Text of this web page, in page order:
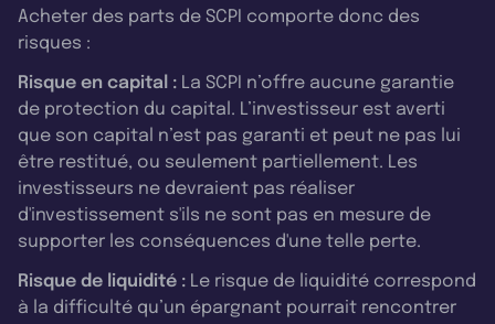
Acheter des parts de SCPI comporte donc des
risques :
Risque en capital : La SCPI n’offre aucune garantie
de protection du capital. L’investisseur est averti
que son capital n’est pas garanti et peut ne pas lui
être restitué, ou seulement partiellement. Les
investisseurs ne devraient pas réaliser
d'investissement s'ils ne sont pas en mesure de
supporter les conséquences d'une telle perte.
Risque de liquidité : Le risque de liquidité correspond
à la difficulté qu’un épargnant pourrait rencontrer